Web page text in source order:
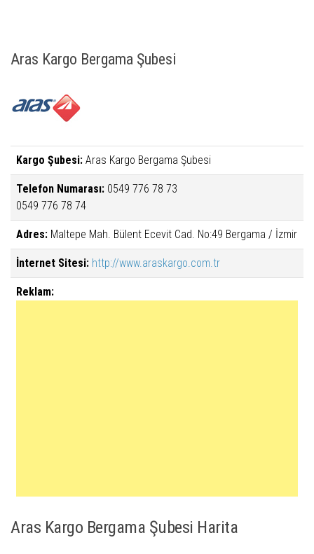
Aras Kargo Bergama Şubesi
Kargo Şubesi: Aras Kargo Bergama Şubesi
Telefon Numarası: 0549 776 78 73
0549 776 78 74
Adres: Maltepe Mah. Bülent Ecevit Cad. No:49 Bergama / İzmir
İnternet Sitesi: http://www.araskargo.com.tr
Reklam:
Aras Kargo Bergama Şubesi Harita